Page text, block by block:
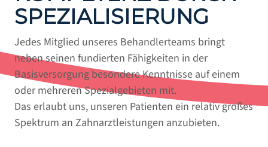
SPEZIALISIERUNG
Jedes Mitglied unseres Behandlerteams bringt
neben seinen fundierten Fähigkeiten in der
Basisversorgung besondere Kenntnisse auf einem
oder mehreren Spezialgebieten mit.
Das erlaubt uns, unseren Patienten ein relativ großes
Spektrum an Zahnarztleistungen anzubieten.